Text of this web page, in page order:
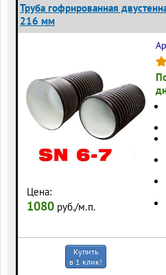
Труба гофрированная
216 мм
Цена:
1080 руб./м.п.
Купить
в 1 клик!